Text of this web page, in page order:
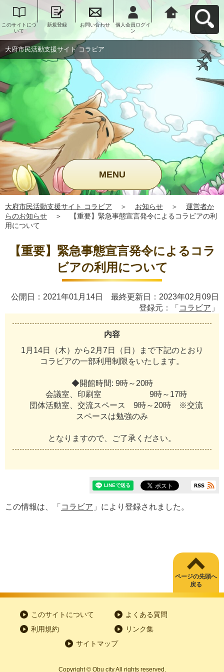
このサイトにつ
いて
新規登録 お問い合わせ
個人会員ログイ
ン
大府市民活動支
援サイト コラビ
アへ戻る
大府市民活動支援サイト コラビア
MENU
大府市民活動支援サイト コラビア ＞ お知らせ ＞
運営者か
らのお知らせ
＞
【重要】緊急事態宣言発令によるコラビアの利
用について
【重要】緊急事態宣言発令によるコラ
ビアの利用について
公開日：2021年01月14日 最終更新日：2023年02月09日
登録元：「 コラビア 」
内容
1 月 14日 （木） から2 月 7 日 （ 日 ） ま で下記のと お り
コ ラ ビアの一部利 用制 限をいた し ま す。
◆開館時間: 9時～ 20時
会議室 印刷室 9時～ 17時
団体活動室 交流スペース 9時～ 20時 ※交流
スペースは勉強のみ
と な り ま すので ご了承 く ださ い。
この情報は、「 コラビア 」により登録されました。
ページの先頭へ
戻る
このサイトについて
よくある質問
利用規約
リンク集
サイトマップ
Copyright© Obu city All rights reserved.